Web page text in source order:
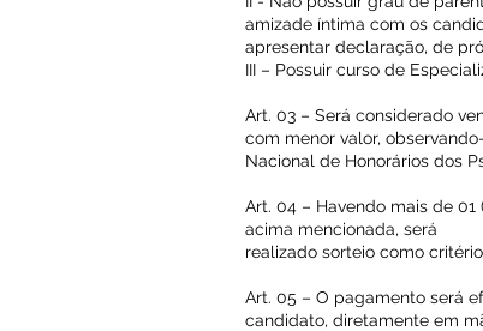
amizade íntima com os
apresentar declaração, de
III – Possuir curso de
Art. 03 – Será considerado
com menor valor,
Nacional de Honorários dos
Art. 04 – Havendo mais de
acima mencionada, será
realizado sorteio como
Art. 05 – O pagamento será
candidato, diretamente em